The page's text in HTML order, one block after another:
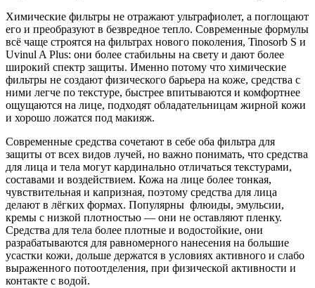
Химические фильтры не отражают ультрафиолет, а поглощают
его и преобразуют в безвредное тепло. Cовременные формулы
всё чаще строятся на фильтрах нового поколения, Tinosorb S и
Uvinul A Plus: они более стабильны на свету и дают более
широкий спектр защиты. Именно потому что химические
фильтры не создают физического барьера на коже, средства с
ними легче по текстуре, быстрее впитываются и комфортнее
ощущаются на лице, подходят обладательницам жирной кожи
и хорошо ложатся под макияж.
Современные средства сочетают в себе оба фильтра для
защиты от всех видов лучей, но важно понимать, что средства
для лица и тела могут кардинально отличаться текстурами,
составами и воздействием. Кожа на лице более тонкая,
чувствительная и капризная, поэтому средства для лица
делают в лёгких формах. Популярны флюиды, эмульсии,
кремы с низкой плотностью — они не оставляют пленку.
Средства для тела более плотные и водостойкие, они
разрабатываются для равномерного нанесения на большие
усастки кожи, дольше держатся в условиях активного и слабо
выраженного потоотделения, при физической активности и
контакте с водой.